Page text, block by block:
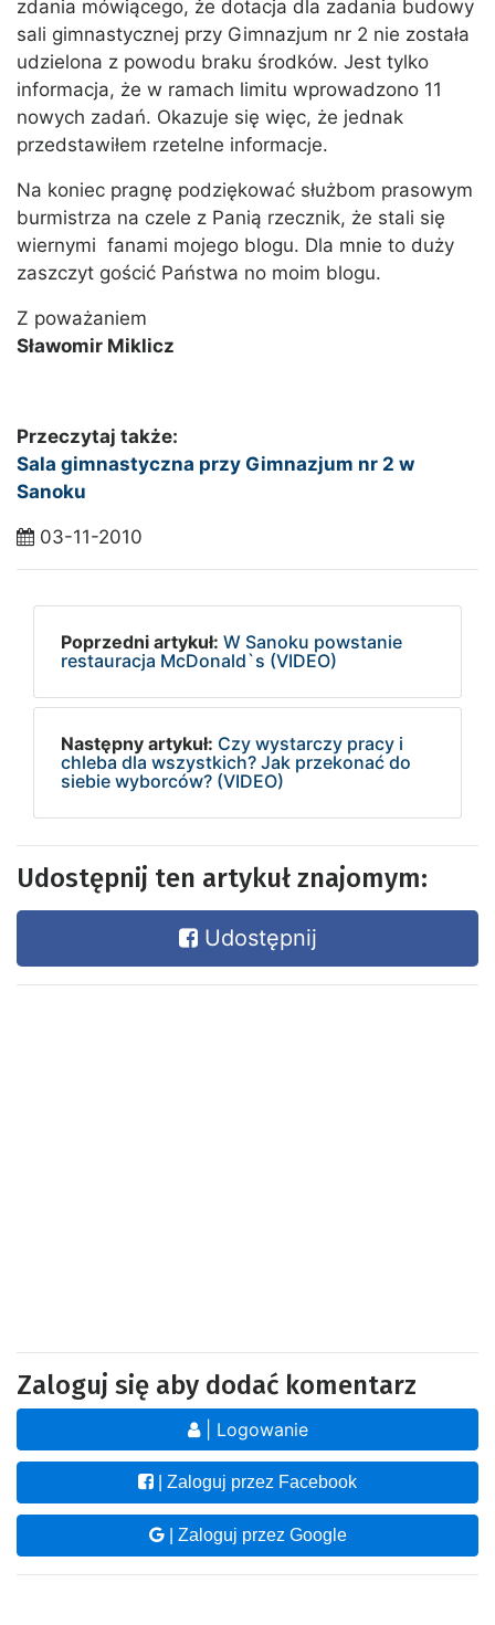
zdania mówiącego, że dotacja dla zadania budowy
sali gimnastycznej przy Gimnazjum nr 2 nie została
udzielona z powodu braku środków. Jest tylko
informacja, że w ramach limitu wprowadzono 11
nowych zadań. Okazuje się więc, że jednak
przedstawiłem rzetelne informacje.
Na koniec pragnę podziękować służbom prasowym
burmistrza na czele z Panią rzecznik, że stali się
wiernymi fanami mojego blogu. Dla mnie to duży
zaszczyt gościć Państwa no moim blogu.
Z poważaniem
Sławomir Miklicz
Przeczytaj także:
Sala gimnastyczna przy Gimnazjum nr 2 w
Sanoku
03-11-2010
Poprzedni artykuł: W Sanoku powstanie
restauracja McDonald`s (VIDEO)
Następny artykuł: Czy wystarczy pracy i
chleba dla wszystkich? Jak przekonać do
siebie wyborców? (VIDEO)
Udostępnij ten artykuł znajomym:
Udostępnij
Zaloguj się aby dodać komentarz
| Logowanie
| Zaloguj przez Facebook
| Zaloguj przez Google